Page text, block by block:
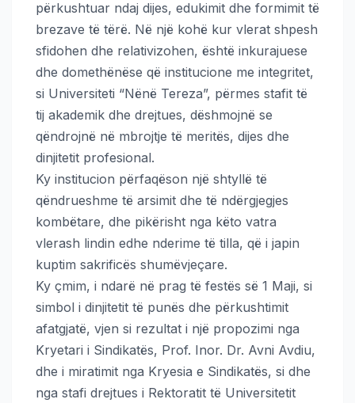
përkushtuar ndaj dijes, edukimit dhe formimit të
brezave të tërë. Në një kohë kur vlerat shpesh
sfidohen dhe relativizohen, është inkurajuese
dhe domethënëse që institucione me integritet,
si Universiteti “Nënë Tereza”, përmes stafit të
tij akademik dhe drejtues, dëshmojnë se
qëndrojnë në mbrojtje të meritës, dijes dhe
dinjitetit profesional.
Ky institucion përfaqëson një shtyllë të
qëndrueshme të arsimit dhe të ndërgjegjes
kombëtare, dhe pikërisht nga këto vatra
vlerash lindin edhe nderime të tilla, që i japin
kuptim sakrificës shumëvjeçare.
Ky çmim, i ndarë në prag të festës së 1 Maji, si
simbol i dinjitetit të punës dhe përkushtimit
afatgjatë, vjen si rezultat i një propozimi nga
Kryetari i Sindikatës, Prof. Inor. Dr. Avni Avdiu,
dhe i miratimit nga Kryesia e Sindikatës, si dhe
nga stafi drejtues i Rektoratit të Universitetit